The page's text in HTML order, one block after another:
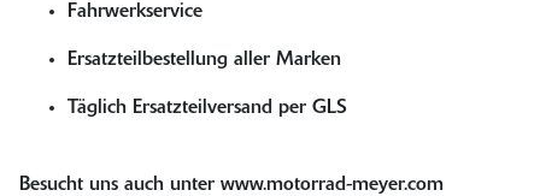
Fahrwerkservice
Ersatzteilbestellung aller Marken
Täglich Ersatzteilversand per GLS
Besucht uns auch unter www.motorrad-meyer.com